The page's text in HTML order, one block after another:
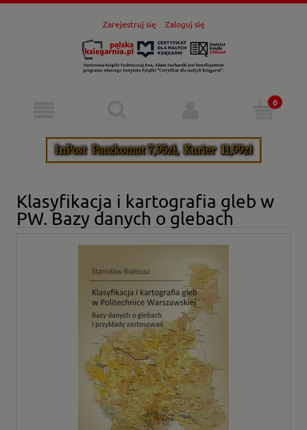
Zarejestruj się Zaloguj się
Klasyfikacja i kartografia gleb w
PW. Bazy danych o glebach